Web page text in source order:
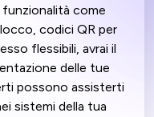
come
codici QR per
flessibili, avrai il
delle tue
possono assisterti
sistemi della tua